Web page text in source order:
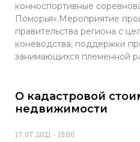
конноспортивные
Поморья».Мероприятие
правительства региона с
коневодства, поддержки
занимающихся племенной
О кадастровой
недвижимости
17.07.2021 15:00